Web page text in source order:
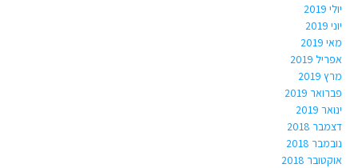
יולי 2019
יוני 2019
מאי 2019
אפריל 2019
מרץ 2019
פברואר 2019
ינואר 2019
דצמבר 2018
נובמבר 2018
אוקטובר 2018